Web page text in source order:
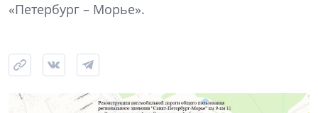
«Петербург – Морье».